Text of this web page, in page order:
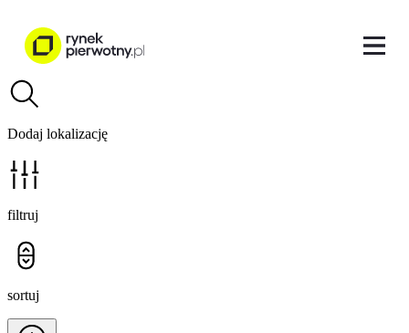
Dodaj lokalizację
filtruj
sortuj